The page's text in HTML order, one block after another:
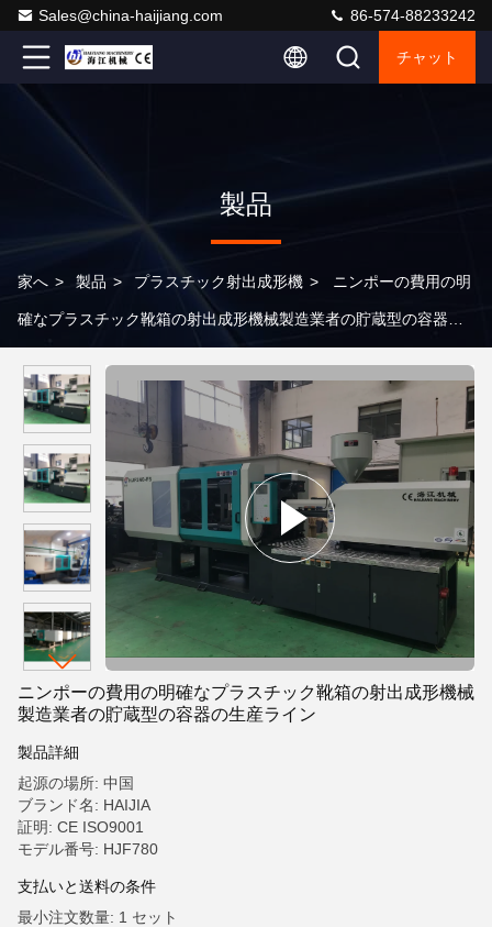
Sales@china-haijiang.com 86-574-88233242
チャット
製品
家へ > 製品 > プラスチック射出成形機 > ニンポーの費用の明
確なプラスチック靴箱の射出成形機械製造業者の貯蔵型の容器の
ニンポーの費用の明確なプラスチック靴箱の射出成形機械
製造業者の貯蔵型の容器の生産ライン
製品詳細
起源の場所: 中国
ブランド名: HAIJIA
証明: CE ISO9001
モデル番号: HJF780
支払いと送料の条件
最小注文数量: 1 セット